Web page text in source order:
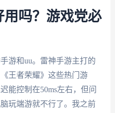
吗？游戏党必
游和uu。雷神手游主打的
王者荣耀》这些热门游
能控制在50ms左右，但问
玩端游就不行了。我之前